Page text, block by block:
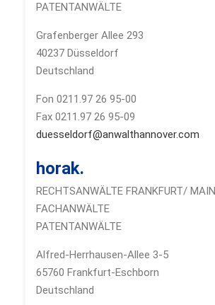
PATENTANWÄLTE
Grafenberger Allee 293
40237 Düsseldorf
Deutschland
Fon 0211.97 26 95-00
Fax 0211.97 26 95-09
duesseldorf@anwalthannover.com
horak.
RECHTSANWÄLTE FRANKFURT/ MAIN
FACHANWÄLTE
PATENTANWÄLTE
Alfred-Herrhausen-Allee 3-5
65760 Frankfurt-Eschborn
Deutschland